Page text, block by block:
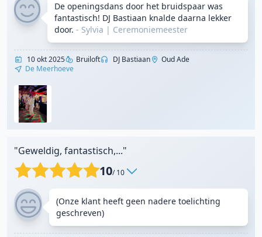
De openingsdans door het bruidspaar was
fantastisch! DJ Bastiaan knalde daarna lekker
door. - Sylvia | Ceremoniemeester
10 okt 2025 Bruiloft DJ Bastiaan
Oud Ade
De Meerhoeve
"Geweldig, fantastisch,..."
10/ 10
(Onze klant heeft geen nadere toelichting
geschreven)